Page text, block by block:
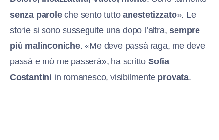
senza paroleche sento tuttoanestetizzato». Le
storie si sono susseguite una dopo l’altra,sempre
più malinconiche. «Me deve passà raga, me deve
passà e mò me passerà», ha scritto Sofia
Costantini in romanesco, visibilmente provata.